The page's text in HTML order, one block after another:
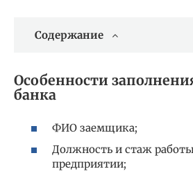
Содержание
Особенности
банка
ФИО заемщика;
Должность и стаж
предприятии;